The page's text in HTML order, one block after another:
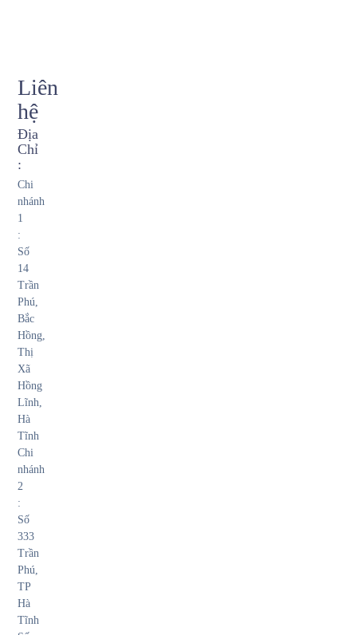
Liên
hệ
Địa
Chỉ
:
Chi
nhánh
1
:
Số
14
Trần
Phú,
Bắc
Hồng,
Thị
Xã
Hồng
Lĩnh,
Hà
Tĩnh
Chi
nhánh
2
:
Số
333
Trần
Phú,
TP
Hà
Tĩnh